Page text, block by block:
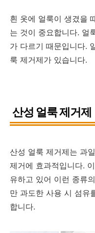
흰 옷에 얼룩이 생겼을
는 것이 중요합니다. 얼
가 다르기 때문입니다.
룩 제거제가 있습니다.
산성 얼룩 제거제
산성 얼룩 제거제는 과
제거에 효과적입니다.
유하고 있어 이런 종류
만 과도한 사용 시 섬유
합니다.